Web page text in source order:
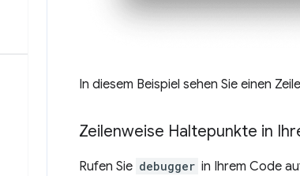
In diesem Beispiel sehen Sie einen
Zeilenweise Haltepunkte in
Rufen Sie debugger in Ihrem Code